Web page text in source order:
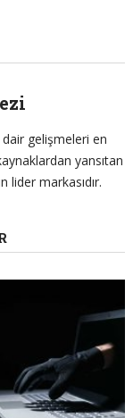
gelişmeleri en
yansıtan
lider markasıdır.